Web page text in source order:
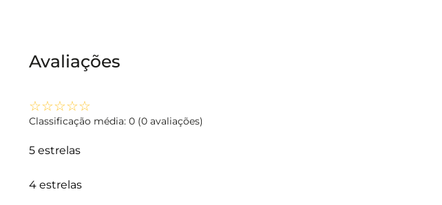
Avaliações
☆☆☆☆☆
Classificação média: 0 (0 avaliações)
5 estrelas
4 estrelas